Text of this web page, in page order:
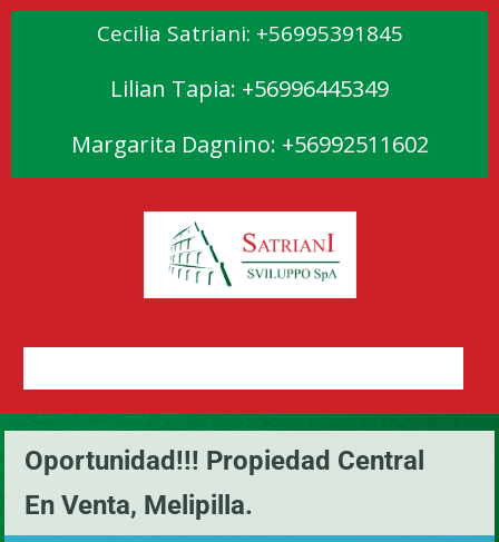
Cecilia Satriani: +56995391845
Lilian Tapia: +56996445349
Margarita Dagnino: +56992511602
Oportunidad!!! Propiedad Central
En Venta, Melipilla.